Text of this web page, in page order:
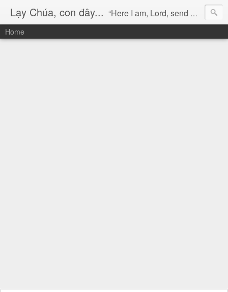
Lạy Chúa, con đây... “Here I am, Lord, send me!” (Isaiah 6:8)
Home